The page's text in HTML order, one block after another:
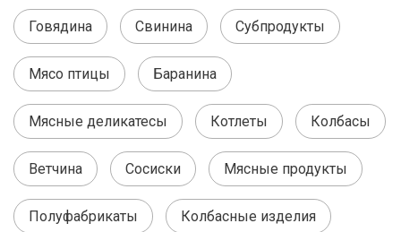
Говядина Свинина Субпродукты
Мясо птицы Баранина
Мясные деликатесы Котлеты Колбасы
Ветчина Сосиски Мясные продукты
Полуфабрикаты Колбасные изделия